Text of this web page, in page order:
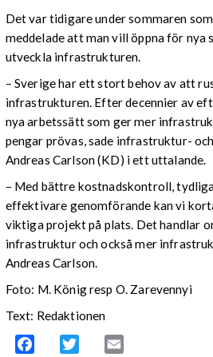
Det var tidigare under sommaren
meddelade att man vill öppna för nya
utveckla infrastrukturen.
– Sverige har ett stort behov av att
infrastrukturen. Efter decennier av
nya arbetssätt som ger mer
pengar prövas, sade infrastruktur-
Andreas Carlson (KD) i ett uttalande.
– Med bättre kostnadskontroll,
effektivare genomförande kan vi
viktiga projekt på plats. Det handlar
infrastruktur och också mer
Andreas Carlson.
Foto: M. König resp O. Zarevennyi
Text: Redaktionen
Facebook Twitter